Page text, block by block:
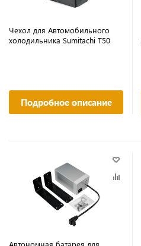
Чехол для Автомобильного
холодильника Sumitachi Т50
Подробное описание
Автономная батарея для